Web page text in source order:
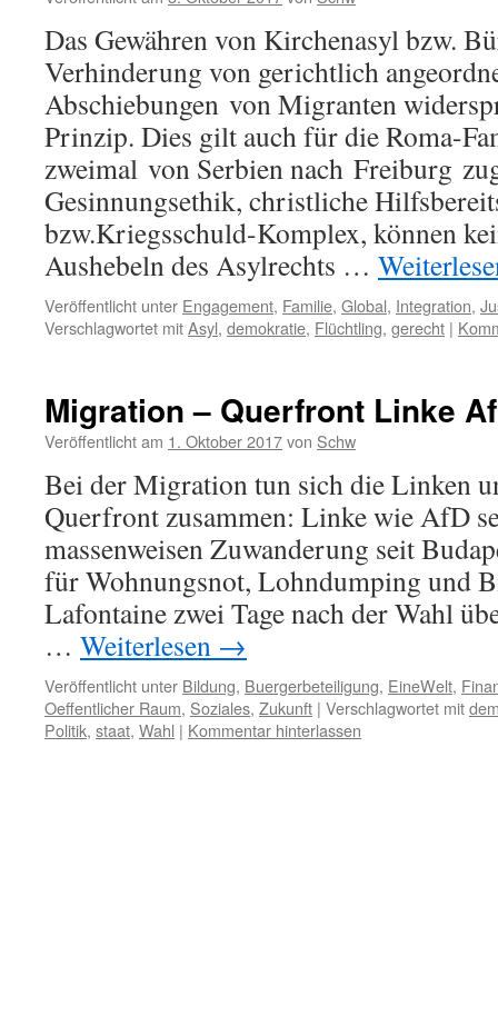
Das Gewähren von Kirchenasyl bzw.
Verhinderung von gerichtlich
Abschiebungen von Migranten
Prinzip. Dies gilt auch für die Roma-
zweimal von Serbien nach Freiburg
Gesinnungsethik, christliche
bzw.Kriegsschuld-Komplex, können
Aushebeln des Asylrechts …
Veröffentlicht unter Engagement, Familie, Global, Integration,
Verschlagwortet mitAsyl, demokratie, Flüchtling, gerecht |
Migration – Querfront Linke
Veröffentlicht am 1. Oktober 2017von Schw
Bei der Migration tun sich die Linken
Querfront zusammen: Linke wie AfD
massenweisen Zuwanderung seit
für Wohnungsnot, Lohndumping und
Lafontaine zwei Tage nach der Wahl
… Weiterlesen →
Veröffentlicht unter Bildung, Buergerbeteiligung, EineWelt,
Oeffentlicher Raum, Soziales, Zukunft | Verschlagwortet mit
Politik, staat, Wahl | Kommentar hinterlassen